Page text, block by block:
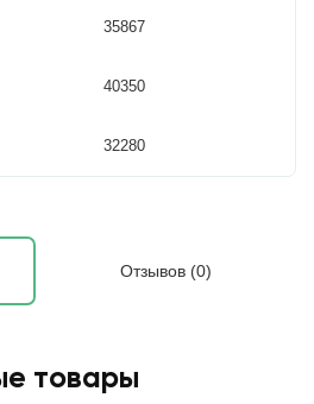
35867
40350
32280
Отзывов (0)
товары